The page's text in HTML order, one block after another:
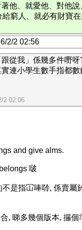
他、就愛他、對他
窮人、就必有財寶
2/2 02:56
跟從我」係幾多件嘢
連小學生數手指都數
2 02:06
and give alms.
啵
是指冚唪唥, 係賣屬
, 睇多幾個版本, 攞個